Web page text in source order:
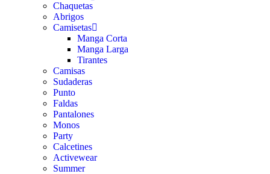
Chaquetas
Abrigos
Camisetas
Manga Corta
Manga Larga
Tirantes
Camisas
Sudaderas
Punto
Faldas
Pantalones
Monos
Party
Calcetines
Activewear
Summer